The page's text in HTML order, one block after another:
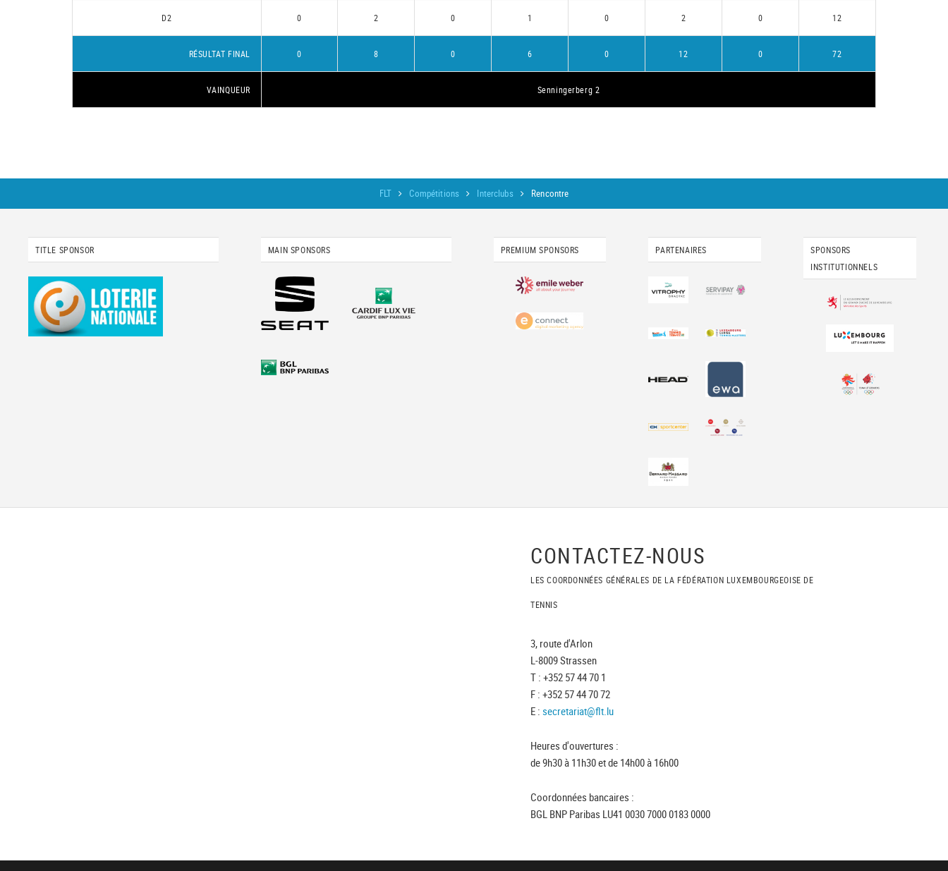
D2 0 2 0 1 0 2 0 12
RÉSULTAT FINAL 0 8 0 6 0 12 0 72
VAINQUEUR Senningerberg 2
FLT Compétitions Interclubs Rencontre
TITLE SPONSOR MAIN SPONSORS PREMIUM SPONSORS PARTENAIRES
SPONSORS
INSTITUTIONNELS
CONTACTEZ-NOUS
LES COORDONNÉES GÉNÉRALES DE LA FÉDÉRATION LUXEMBOURGEOISE DE
TENNIS
3, route d'Arlon
L-8009 Strassen
T : +352 57 44 70 1
F : +352 57 44 70 72
E : secretariat@flt.lu
Heures d'ouvertures :
de 9h30 à 11h30 et de 14h00 à 16h00
Coordonnées bancaires :
BGL BNP Paribas LU41 0030 7000 0183 0000